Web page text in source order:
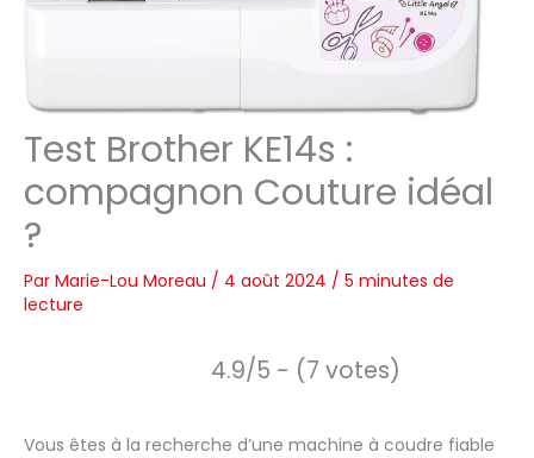
Test Brother KE14s :
compagnon Couture idéal
?
Par Marie-Lou Moreau / 4 août 2024 / 5 minutes de
lecture
4.9/5 - (7 votes)
Vous êtes à la recherche d’une machine à coudre fiable